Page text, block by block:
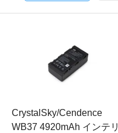
CrystalSky/Cendence
WB37 4920mAh インテリ